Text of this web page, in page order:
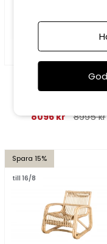
Lyra fåtölj - svart/
8096 kr 8995 kr
Spara 15%
till 16/8